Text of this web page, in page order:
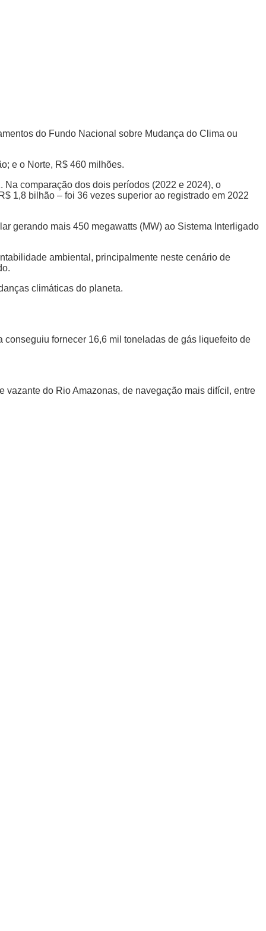
do Fundo Nacional sobre Mudança do Clima ou
e o Norte, R$ 460 milhões.
Na comparação dos dois períodos (2022 e 2024), o
1,8 bilhão – foi 36 vezes superior ao registrado em 2022
gerando mais 450 megawatts (MW) ao Sistema Interligado
ambiental, principalmente neste cenário de
climáticas do planeta.
conseguiu fornecer 16,6 mil toneladas de gás liquefeito de
vazante do Rio Amazonas, de navegação mais difícil, entre